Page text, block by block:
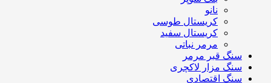
نانو
کریستال طوسی
کریستال سفید
مرمر نباتی
سنگ قبر مرمر
سنگ مزار لاکچری
سنگ اقتصادی